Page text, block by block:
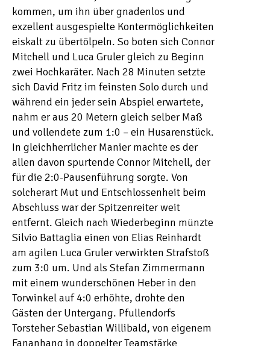
kommen, um ihn über gnadenlos und
exzellent ausgespielte Kontermöglichkeiten
eiskalt zu übertölpeln. So boten sich Connor
Mitchell und Luca Gruler gleich zu Beginn
zwei Hochkaräter. Nach 28 Minuten setzte
sich David Fritz im feinsten Solo durch und
während ein jeder sein Abspiel erwartete,
nahm er aus 20 Metern gleich selber Maß
und vollendete zum 1:0 – ein Husarenstück.
In gleichherrlicher Manier machte es der
allen davon spurtende Connor Mitchell, der
für die 2:0-Pausenführung sorgte. Von
solcherart Mut und Entschlossenheit beim
Abschluss war der Spitzenreiter weit
entfernt. Gleich nach Wiederbeginn münzte
Silvio Battaglia einen von Elias Reinhardt
am agilen Luca Gruler verwirkten Strafstoß
zum 3:0 um. Und als Stefan Zimmermann
mit einem wunderschönen Heber in den
Torwinkel auf 4:0 erhöhte, drohte den
Gästen der Untergang. Pfullendorfs
Torsteher Sebastian Willibald, von eigenem
Fananhang in doppelter Teamstärke